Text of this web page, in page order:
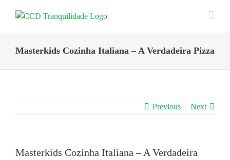
Masterkids Cozinha Italiana – A Verdadeira Pizza
Previous Next
Masterkids Cozinha Italiana – A Verdadeira